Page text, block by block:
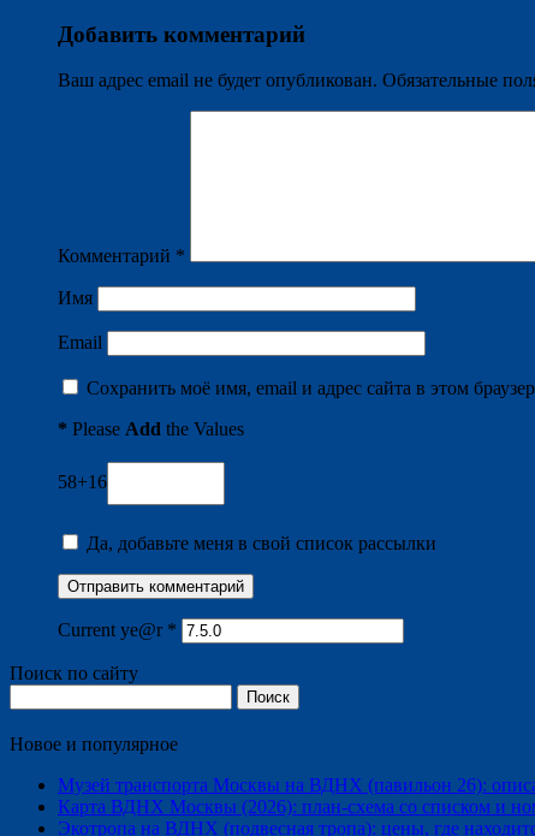
Добавить комментарий
Ваш адрес email не будет опубликован. Обязательные
Комментарий *
Имя
Email
Сохранить моё имя, email и адрес сайта в этом
* Please Add the Values
58+16
Да, добавьте меня в свой список рассылки
Current ye@r *
Поиск по сайту
Новое и популярное
Музей транспорта Москвы на ВДНХ (павильон 26):
Карта ВДНХ Москвы (2026): план-схема со списком и
Экотропа на ВДНХ (подвесная тропа): цены, где